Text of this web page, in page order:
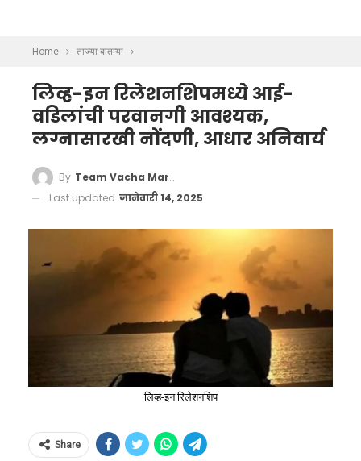
Home ताज्या बातम्या
लिव्ह-इन रिलेशनशिपमध्ये आई-
वडिलांची परवानगी आवश्यक,
लग्नासारखी नोंदणी, आधार अनिवार्य
By Team Vacha Marathi
Last updated जानेवारी 14, 2025
लिव्ह-इन रिलेशनशिप
Share